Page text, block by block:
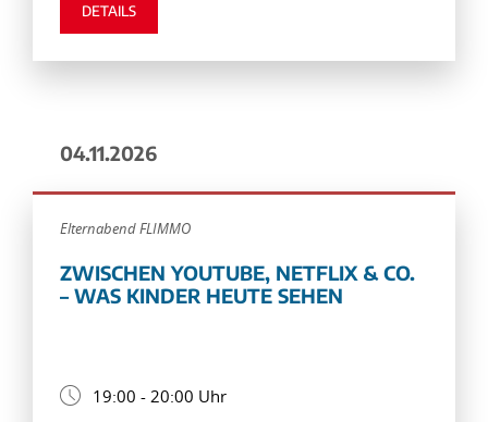
DETAILS
04.11.2026
Elternabend FLIMMO
ZWISCHEN YOUTUBE, NETFLIX & CO.
– WAS KINDER HEUTE SEHEN
19:00 - 20:00 Uhr